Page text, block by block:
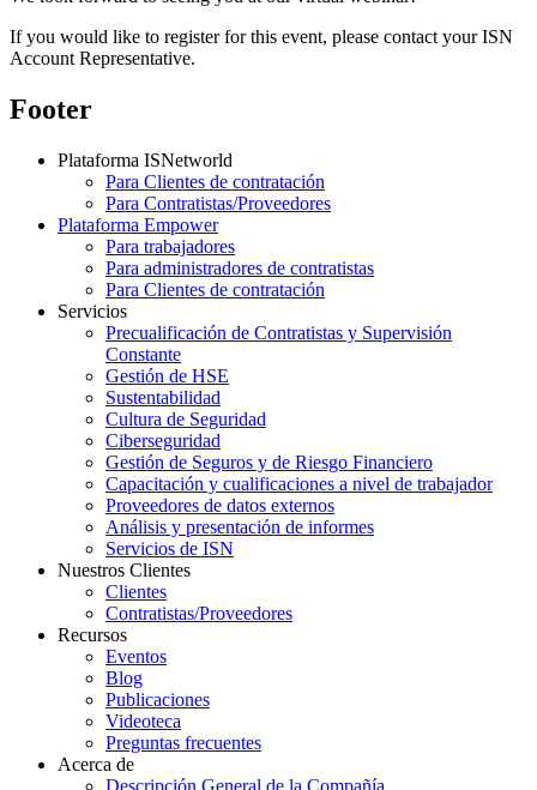
If you would like to register for this event, please contact your ISN
Account Representative.
Footer
Plataforma ISNetworld
Para Clientes de contratación
Para Contratistas/Proveedores
Plataforma Empower
Para trabajadores
Para administradores de contratistas
Para Clientes de contratación
Servicios
Precualificación de Contratistas y Supervisión
Constante
Gestión de HSE
Sustentabilidad
Cultura de Seguridad
Ciberseguridad
Gestión de Seguros y de Riesgo Financiero
Capacitación y cualificaciones a nivel de trabajador
Proveedores de datos externos
Análisis y presentación de informes
Servicios de ISN
Nuestros Clientes
Clientes
Contratistas/Proveedores
Recursos
Eventos
Blog
Publicaciones
Videoteca
Preguntas frecuentes
Acerca de
Descripción General de la Compañía